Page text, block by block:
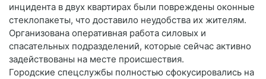
инцидента в двух квартирах были повреждены оконные
стеклопакеты, что доставило неудобства их жителям.
Организована оперативная работа силовых и
спасательных подразделений, которые сейчас активно
задействованы на месте происшествия.
Городские спецслужбы полностью сфокусировались на